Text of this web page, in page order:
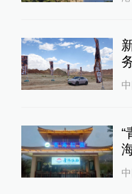
“